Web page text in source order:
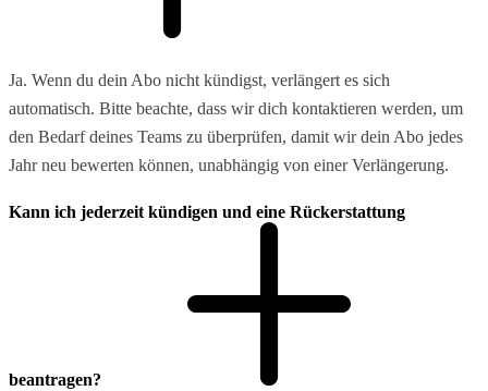
Ja. Wenn du dein Abo nicht kündigst, verlängert es sich
automatisch. Bitte beachte, dass wir dich kontaktieren werden, um
den Bedarf deines Teams zu überprüfen, damit wir dein Abo jedes
Jahr neu bewerten können, unabhängig von einer Verlängerung.
Kann ich jederzeit kündigen und eine Rückerstattung
beantragen?